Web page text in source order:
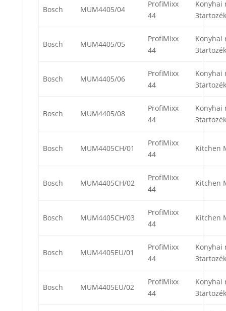
Bosch MUM4405/04
ProfiMixx
44
Konyhai
Bosch MUM4405/05
ProfiMixx
44
Konyhai
Bosch MUM4405/06
ProfiMixx
44
Konyhai
Bosch MUM4405/08
ProfiMixx
44
Konyhai
Bosch MUM4405CH/01
ProfiMixx
44
Kitchen
Bosch MUM4405CH/02
ProfiMixx
44
Kitchen
Bosch MUM4405CH/03
ProfiMixx
44
Kitchen
Bosch MUM4405EU/01
ProfiMixx
44
Konyhai
Bosch MUM4405EU/02
ProfiMixx
44
Konyhai